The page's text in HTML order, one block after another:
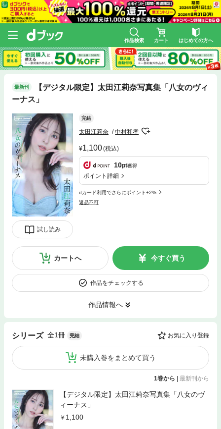
作品検索 カート はじめての方へ
最新刊
【デジタル限定】太田江莉奈写真集「八女のヴィ
ーナス」
試し読み
完結
太田江莉奈 中村和孝
1,100(税込)
10pt獲得
ポイント詳細
dカード利用でさらにポイント+2%
返品不可
カートへ 今すぐ買う
作品をチェックする
作品情報へ
シリーズ 全1冊 完結 お気に入り登録
未購入巻をまとめて買う
1巻から | 最新刊から
【デジタル限定】太田江莉奈写真集「八女のヴ
ィーナス」
1,100